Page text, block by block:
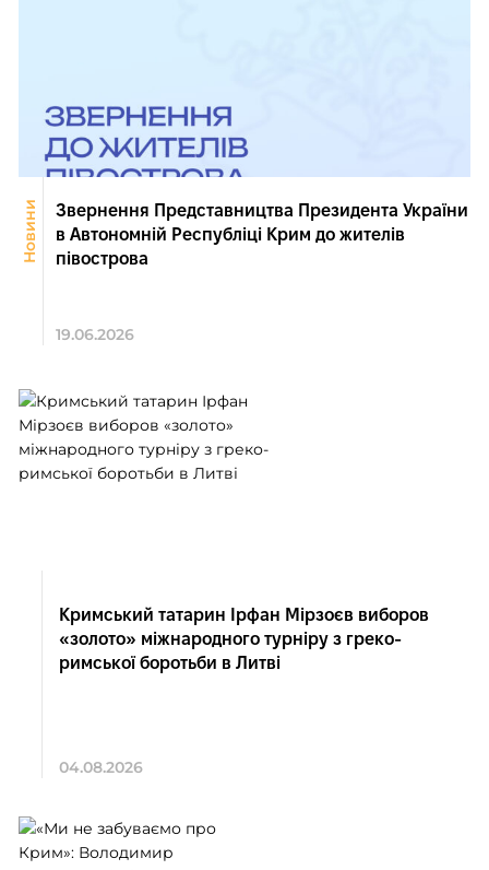
Новини
Звернення Представництва Президента України
в Автономній Республіці Крим до жителів
півострова
19.06.2026
Кримський татарин Ірфан Мірзоєв виборов
«золото» міжнародного турніру з греко-
римської боротьби в Литві
04.08.2026